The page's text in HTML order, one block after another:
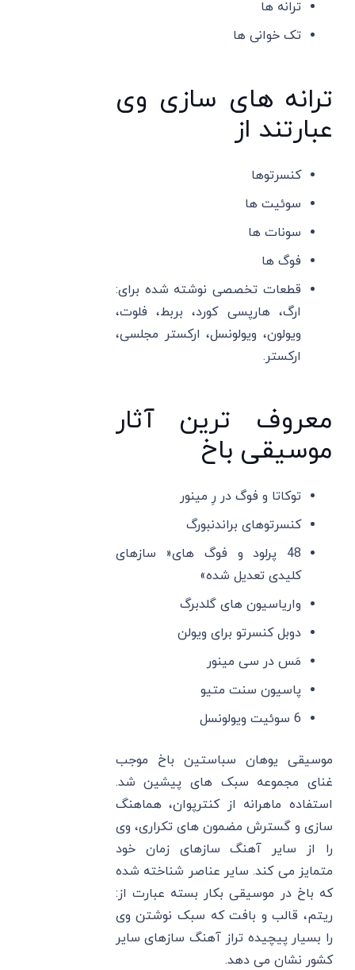
ترانه ها
تک خوانی ها
ترانه های سازی وی
عبارتند از
کنسرتوها
سوئیت ها
سونات ها
فوگ ها
قطعات تخصصی نوشته شده برای:
ارگ، هارپسی کورد، بربط، فلوت،
ویولون، ویولونسل، ارکستر مجلسی،
ارکستر.
معروف ترین آثار
موسیقی باخ
توکاتا و فوگ در رِ مینور
کنسرتوهای براندنبورگ
48 پرلود و فوگ های« سازهای
کلیدی تعدیل شده»
واریاسیون ‌های گلدبرگ
دوبل کنسرتو برای ویولن
مَس در سی مینور
پاسیون سنت متیو
6 سوئیت ویولونسل
موسیقی یوهان سباستین باخ موجب
غنای مجموعه سبک های پیشین شد.
استفاده ماهرانه از کنترپوان، هماهنگ
سازی و گسترش مضمون های تکراری، وی
را از سایر آهنگ سازهای زمان خود
متمایز می کند. سایر عناصر شناخته شده
که باخ در موسیقی بکار بسته عبارت از:
ریتم، قالب و بافت که سبک نوشتن وی
را بسیار پیچیده تراز آهنگ سازهای سایر
کشور نشان می دهد.